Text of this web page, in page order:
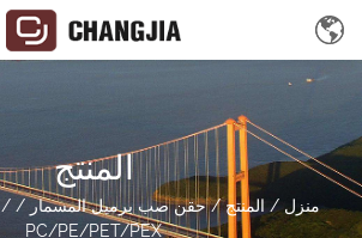
المنتج
منزل / المنتج/حقن صب برميل المسمار /
/
PC/PE/PET/PEX